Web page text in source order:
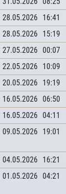
28.05.2026 16:41
28.05.2026 15:19
27.05.2026 00:07
22.05.2026 10:09
20.05.2026 19:19
16.05.2026 06:50
16.05.2026 04:11
09.05.2026 19:01
04.05.2026 16:21
01.05.2026 04:21